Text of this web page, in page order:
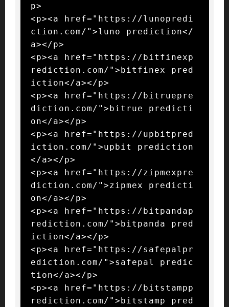
p>
<p><a href="https://lunopredi
ction.com/">luno prediction</
a></p>
<p><a href="https://bitfinexp
rediction.com/">bitfinex pred
iction</a></p>
<p><a href="https://bitruepre
diction.com/">bitrue predicti
on</a></p>
<p><a href="https://upbitpred
iction.com/">upbit prediction
</a></p>
<p><a href="https://zipmexpre
diction.com/">zipmex predicti
on</a></p>
<p><a href="https://bitpandap
rediction.com/">bitpanda pred
iction</a></p>
<p><a href="https://safepalpr
ediction.com/">safepal predic
tion</a></p>
<p><a href="https://bitstampp
rediction.com/">bitstamp pred